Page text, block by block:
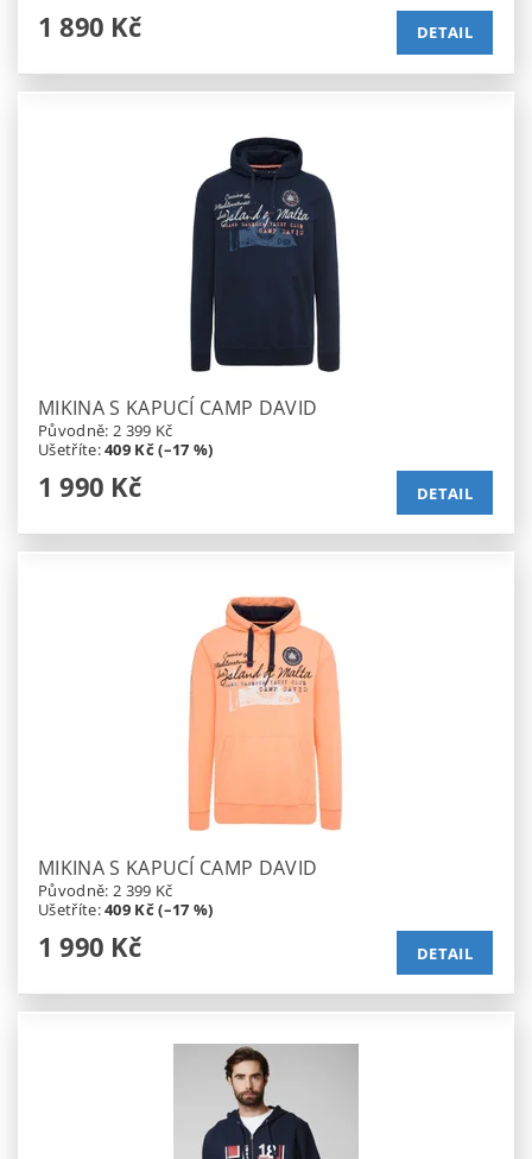
1 890 Kč DETAIL
MIKINA S KAPUCÍ CAMP DAVID
Původně: 2 399 Kč
Ušetříte:409 Kč (–17 %)
1 990 Kč DETAIL
MIKINA S KAPUCÍ CAMP DAVID
Původně: 2 399 Kč
Ušetříte:409 Kč (–17 %)
1 990 Kč DETAIL